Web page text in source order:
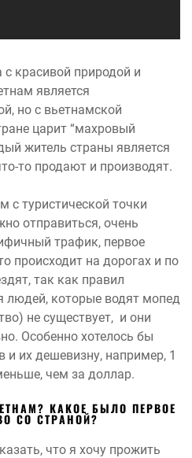
с красивой природой и
является
но с вьетнамской
царит “махровый
житель страны является
то продают и производят.
с туристической точки
отправиться, очень
трафик, первое
происходит на дорогах и по
так как правил
людей, которые водят мопед
не существует, и они
Особенно хотелось бы
и их дешевизну, например, 1
чем за доллар.
КАКОЕ БЫЛО ПЕРВОЕ
СО СТРАНОЙ?
что я хочу прожить